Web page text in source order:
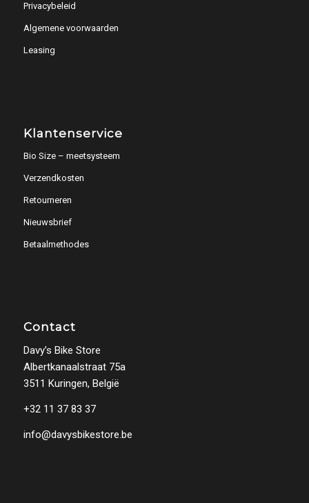
Privacybeleid
Algemene voorwaarden
Leasing
Klantenservice
Bio Size – meetsysteem
Verzendkosten
Retourneren
Nieuwsbrief
Betaalmethodes
Contact
Davy’s Bike Store
Albertkanaalstraat 75a
3511 Kuringen, België
+32 11 37 83 37
info@davysbikestore.be